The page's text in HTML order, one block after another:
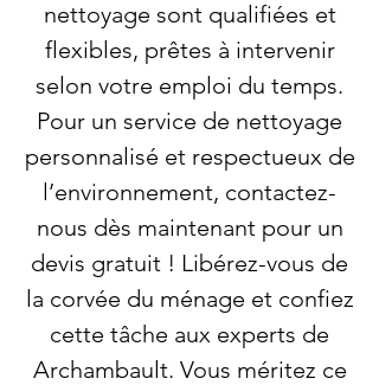
nettoyage sont qualifiées et
flexibles, prêtes à intervenir
selon votre emploi du temps.
Pour un service de nettoyage
personnalisé et respectueux de
l’environnement, contactez-
nous dès maintenant pour un
devis gratuit ! Libérez-vous de
la corvée du ménage et confiez
cette tâche aux experts de
Archambault. Vous méritez ce